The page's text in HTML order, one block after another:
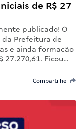
de R$ 27
publicado! O
da Prefeitura de
e ainda formação
27.270,61. Ficou…
Compartilhe